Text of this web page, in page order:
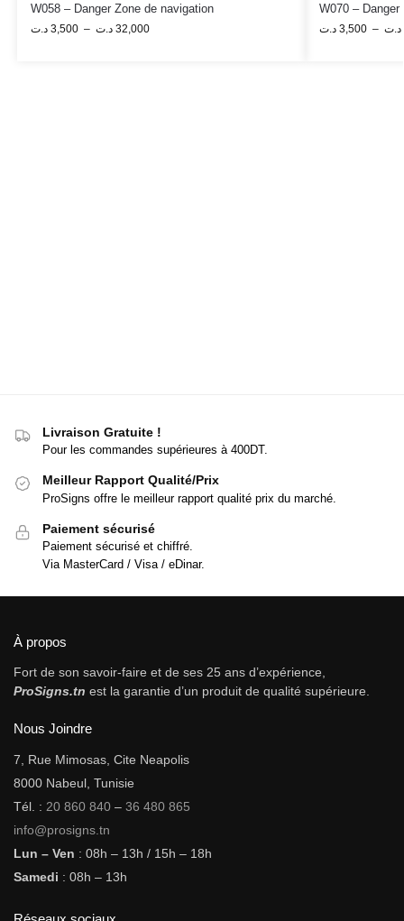
W058 – Danger Zone de navigation
3,500 د.ت – 32,000 د.ت
W070 –
3,500 د.ت – د.ت
Livraison Gratuite !
Pour les commandes supérieures à 400DT.
Meilleur Rapport Qualité/Prix
ProSigns offre le meilleur rapport qualité prix du marché.
Paiement sécurisé
Paiement sécurisé et chiffré.
Via MasterCard / Visa / eDinar.
À propos
Fort de son savoir-faire et de ses 25 ans d’expérience,
ProSigns.tn est la garantie d’un produit de qualité supérieure.
Nous Joindre
7, Rue Mimosas, Cite Neapolis
8000 Nabeul, Tunisie
Tél. : 20 860 840 – 36 480 865
info@prosigns.tn
Lun – Ven : 08h – 13h / 15h – 18h
Samedi : 08h – 13h